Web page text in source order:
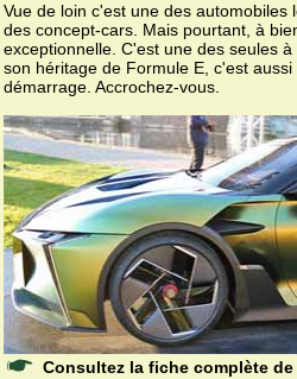
Vue de loin c'est une des
des concept-cars. Mais pourtant, à
exceptionnelle. C'est une des seules
son héritage de Formule E, c'est
démarrage. Accrochez-vous.
Consultez la fiche complète de